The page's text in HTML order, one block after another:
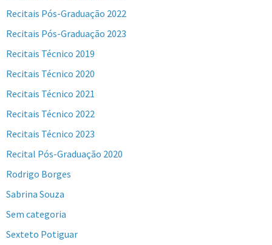
Recitais Pós-Graduação 2022
Recitais Pós-Graduação 2023
Recitais Técnico 2019
Recitais Técnico 2020
Recitais Técnico 2021
Recitais Técnico 2022
Recitais Técnico 2023
Recital Pós-Graduação 2020
Rodrigo Borges
Sabrina Souza
Sem categoria
Sexteto Potiguar